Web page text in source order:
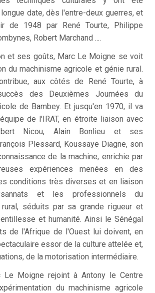
date, dès l'entre-deux guerres, et
de 1948 par René Tourte, Philippe
Robert Marchand ....
et ses goûts, Marc Le Moigne se voit
du machinisme agricole et génie rural.
aux côtés de René Tourte, à
des Deuxièmes Journées du
de Bambey. Et jusqu'en 1970, il va
de l'IRAT, en étroite liaison avec
Nicou, Alain Bonlieu et ses
Plessard, Koussaye Diagne, son
de la machine, enrichie par
expériences menées en des
conditions très diverses et en liaison
et les professionnels du
séduits par sa grande rigueur et
et humanité. Ainsi le Sénégal
de l'Afrique de l'Ouest lui doivent, en
essor de la culture attelée et,
de la motorisation intermédiaire.
Le Moigne rejoint à Antony le Centre
du machinisme agricole